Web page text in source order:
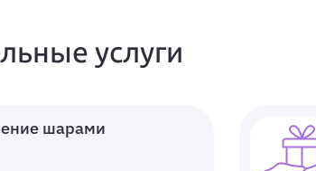
услуги
шарами